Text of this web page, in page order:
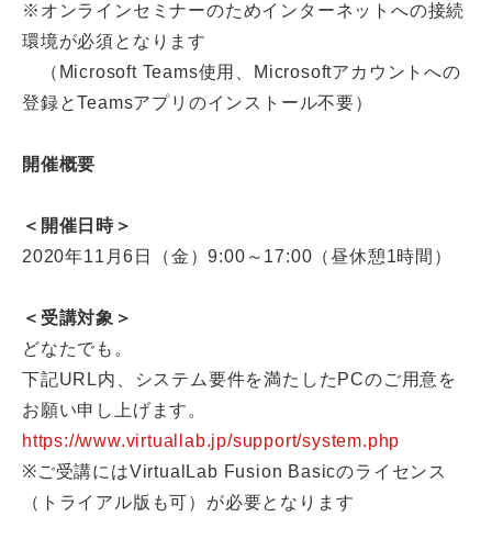
※オンラインセミナーのためインターネットへの接続
環境が必須となります
（Microsoft Teams使用、Microsoftアカウントへの
登録とTeamsアプリのインストール不要）
開催概要
＜開催日時＞
2020年11月6日（金）9:00～17:00（昼休憩1時間）
＜受講対象＞
どなたでも。
下記URL内、システム要件を満たしたPCのご用意を
お願い申し上げます。
https://www.virtuallab.jp/support/system.php
※ご受講にはVirtualLab Fusion Basicのライセンス
（トライアル版も可）が必要となります